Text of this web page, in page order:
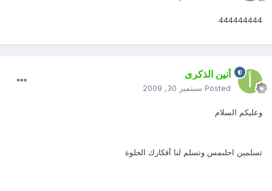
444444444
أنين الذكرى
Posted سبتمبر 30, 2009
وعليكم السلام
تسلمين احلىمسوتسلم لنا أفكارك الحلوة